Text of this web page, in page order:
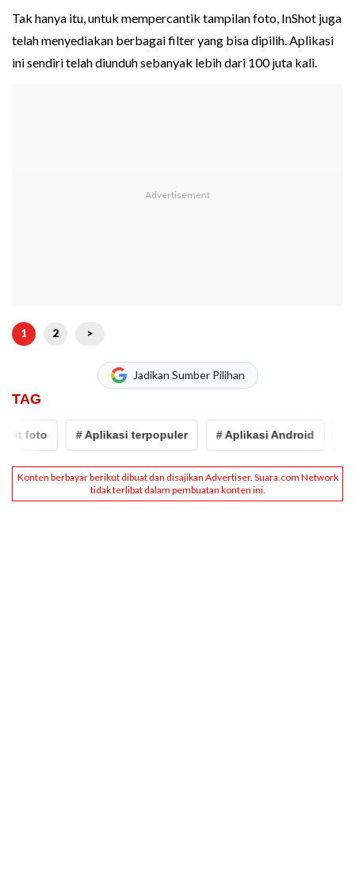
Tak hanya itu, untuk mempercantik tampilan foto, InShot juga
telah menyediakan berbagai filter yang bisa dipilih. Aplikasi
ini sendiri telah diunduh sebanyak lebih dari 100 juta kali.
1 2 >
Jadikan Sumber Pilihan
TAG
foto # Aplikasi terpopuler # Aplikasi Android